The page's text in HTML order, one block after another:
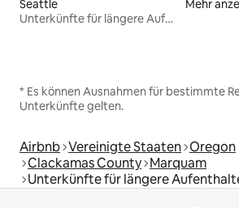
Seattle
Unterkünfte für längere Aufenthalte
Mehr
* Es können Ausnahmen für bestimmte
Unterkünfte gelten.
Airbnb Vereinigte Staaten Oregon
Clackamas County Marquam
Unterkünfte für längere